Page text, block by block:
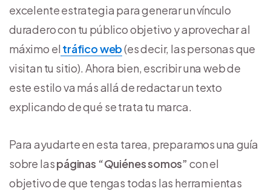
excelente estrategia para generar un vínculo
duradero con tu público objetivo y aprovechar al
máximo el tráfico web(es decir, las personas que
visitan tu sitio). Ahora bien, escribir una web de
este estilo va más allá de redactar un texto
explicando de qué se trata tu marca.
Para ayudarte en esta tarea, preparamos una guía
sobre laspáginas “Quiénes somos” con el
objetivo de que tengas todas las herramientas